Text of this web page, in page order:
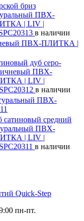
бриз
ПВХ-
| LIV |
в наличии
ПВХ-ПЛИТКА |
дуб серо-
ПВХ-
| LIV |
в наличии
ПВХ-
сатиновый средний
ПВХ-
| LIV |
в наличии
пн-пт.